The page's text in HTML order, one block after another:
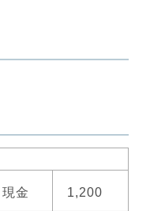
現金 1,200